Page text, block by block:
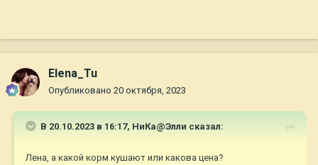
Elena_Tu
Опубликовано 20 октября, 2023
В 20.10.2023 в 16:17, НиКа@Элли сказал:
Лена, а какой корм кушают или какова цена?